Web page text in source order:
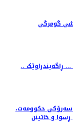
گومرگی
.. پارێزگاری هەولێر دانی بە هەڵەکەی دوێنێدا نا ... ڕاگەیندراوێک
سەرۆکی حکوومەت،
و خائینن